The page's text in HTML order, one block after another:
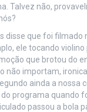
Talvez não,
disse que foi filmado
ele tocando violino
que brotou do
não importam,
ainda a nossa
do programa quando
passou a bola